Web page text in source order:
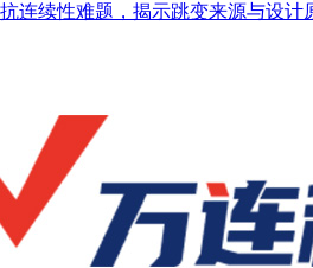
连续性难题，揭示跳变来源与设计